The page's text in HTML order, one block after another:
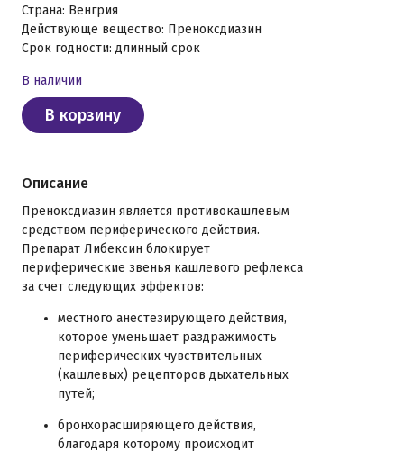
Страна: Венгрия
Действующе вещество: Преноксдиазин
Срок годности: длинный срок
В наличии
В корзину
Описание
Преноксдиазин является противокашлевым
средством периферического действия.
Препарат Либексин блокирует
периферические звенья кашлевого рефлекса
за счет следующих эффектов:
местного анестезирующего действия,
которое уменьшает раздражимость
периферических чувствительных
(кашлевых) рецепторов дыхательных
путей;
бронхорасширяющего действия,
благодаря которому происходит